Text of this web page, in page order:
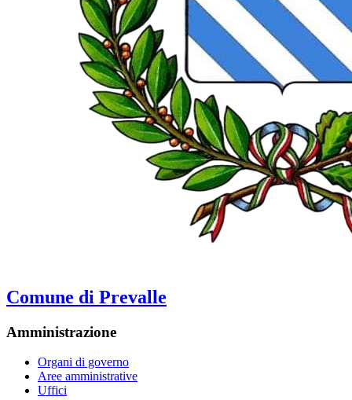
Comune di Prevalle
Amministrazione
Organi di governo
Aree amministrative
Uffici